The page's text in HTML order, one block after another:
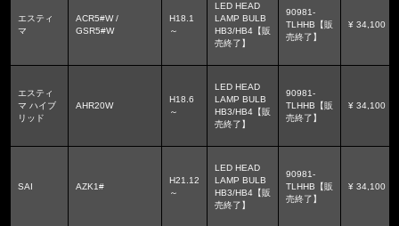
エスティ
マ
ACR5#W /
GSR5#W
H18.1
～
LED HEAD
LAMP BULB
HB3/HB4【販
売終了】
90981-
TLHHB【販
売終了】
¥ 34,100
エスティ
マ ハイブ
リッド
AHR20W
H18.6
～
LED HEAD
LAMP BULB
HB3/HB4【販
売終了】
90981-
TLHHB【販
売終了】
¥ 34,100
SAI AZK1#
H21.12
～
LED HEAD
LAMP BULB
HB3/HB4【販
売終了】
90981-
TLHHB【販
売終了】
¥ 34,100